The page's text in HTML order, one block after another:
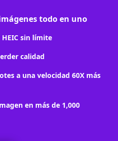
todo en uno
sin límite
calidad
a una velocidad 60X más
en más de 1,000